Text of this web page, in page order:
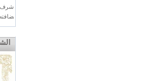
شرف